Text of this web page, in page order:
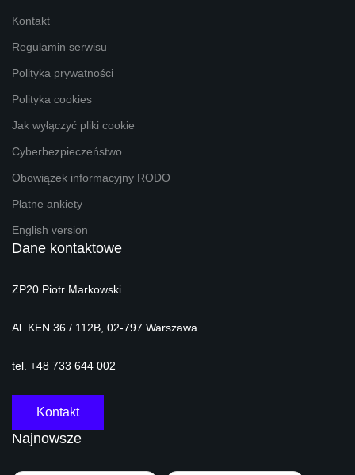
Kontakt
Regulamin serwisu
Polityka prywatności
Polityka cookies
Jak wyłączyć pliki cookie
Cyberbezpieczeństwo
Obowiązek informacyjny RODO
Płatne ankiety
English version
Dane kontaktowe
ZP20 Piotr Markowski
Al. KEN 36 / 112B, 02-797 Warszawa
tel. +48 733 644 002
Kontakt
Najnowsze